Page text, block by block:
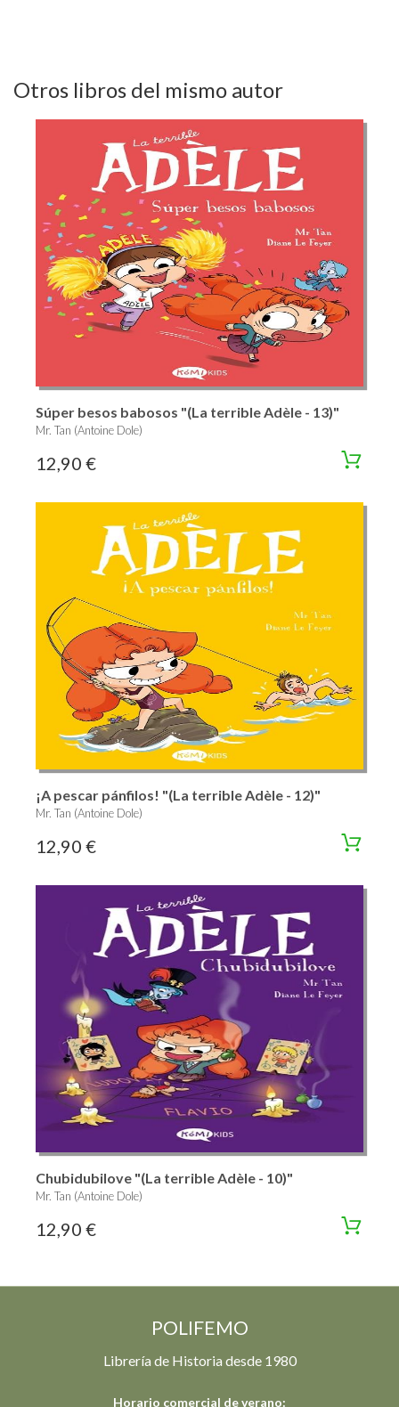
Otros libros del mismo autor
Súper besos babosos "(La terrible Adèle - 13)"
Mr. Tan (Antoine Dole)
12,90 €
¡A pescar pánfilos! "(La terrible Adèle - 12)"
Mr. Tan (Antoine Dole)
12,90 €
Chubidubilove "(La terrible Adèle - 10)"
Mr. Tan (Antoine Dole)
12,90 €
POLIFEMO
Librería de Historia desde 1980
Horario comercial de verano: